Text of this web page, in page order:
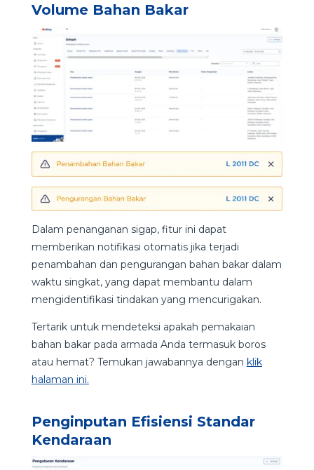
Volume Bahan Bakar
Dalam penanganan sigap, fitur ini dapat
memberikan notifikasi otomatis jika terjadi
penambahan dan pengurangan bahan bakar dalam
waktu singkat, yang dapat membantu dalam
mengidentifikasi tindakan yang mencurigakan.
Tertarik untuk mendeteksi apakah pemakaian
bahan bakar pada armada Anda termasuk boros
atau hemat? Temukan jawabannya dengan klik
halaman ini.
Penginputan Efisiensi Standar
Kendaraan